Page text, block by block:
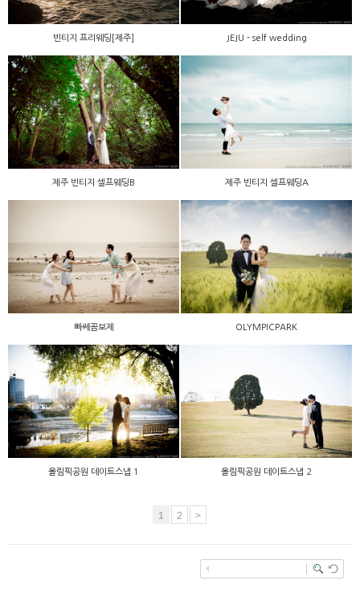
빈티지 프리웨딩[제주] JEJU - self wedding
제주 빈티지 셀프웨딩B 제주 빈티지 셀프웨딩A
빠쎄꼼보제 OLYMPICPARK
올림픽공원 데이트스냅 1 올림픽공원 데이트스냅 2
1 2 >